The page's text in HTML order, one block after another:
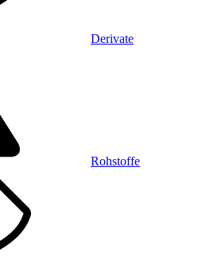
Derivate
Rohstoffe